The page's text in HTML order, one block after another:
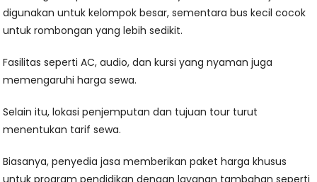
digunakan untuk kelompok besar, sementara bus kecil cocok
untuk rombongan yang lebih sedikit.
Fasilitas seperti AC, audio, dan kursi yang nyaman juga
memengaruhi harga sewa.
Selain itu, lokasi penjemputan dan tujuan tour turut
menentukan tarif sewa.
Biasanya, penyedia jasa memberikan paket harga khusus
untuk program pendidikan dengan layanan tambahan seperti